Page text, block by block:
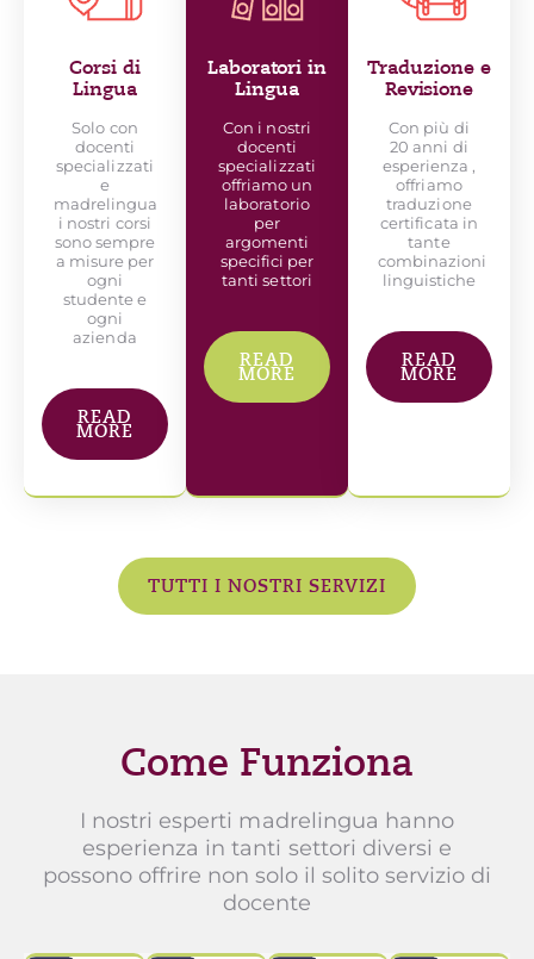
Corsi di
Lingua
Solo con
docenti
specializzati
e
madrelingua
i nostri corsi
sono sempre
a misure per
ogni
studente e
ogni
azienda
READ
MORE
Laboratori in
Lingua
Con i nostri
docenti
specializzati
offriamo un
laboratorio
per
argomenti
specifici per
tanti settori
READ
MORE
Traduzione e
Revisione
Con più di
20 anni di
esperienza ,
offriamo
traduzione
certificata in
tante
combinazioni
linguistiche
READ
MORE
TUTTI I NOSTRI SERVIZI
Come Funziona
I nostri esperti madrelingua hanno
esperienza in tanti settori diversi e
possono offrire non solo il solito servizio di
docente